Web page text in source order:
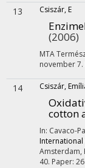
13 Csiszár, E
(2006)
MTA
november
14 Csiszár,
cotton
In: Cavaco-
International
Amsterdam,
40. Paper: